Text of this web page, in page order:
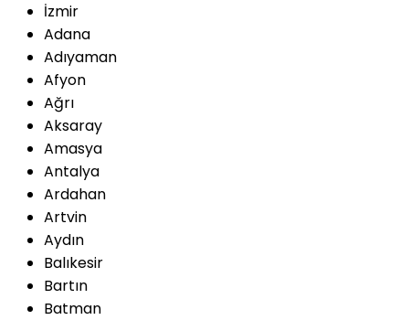
İzmir
Adana
Adıyaman
Afyon
Ağrı
Aksaray
Amasya
Antalya
Ardahan
Artvin
Aydın
Balıkesir
Bartın
Batman